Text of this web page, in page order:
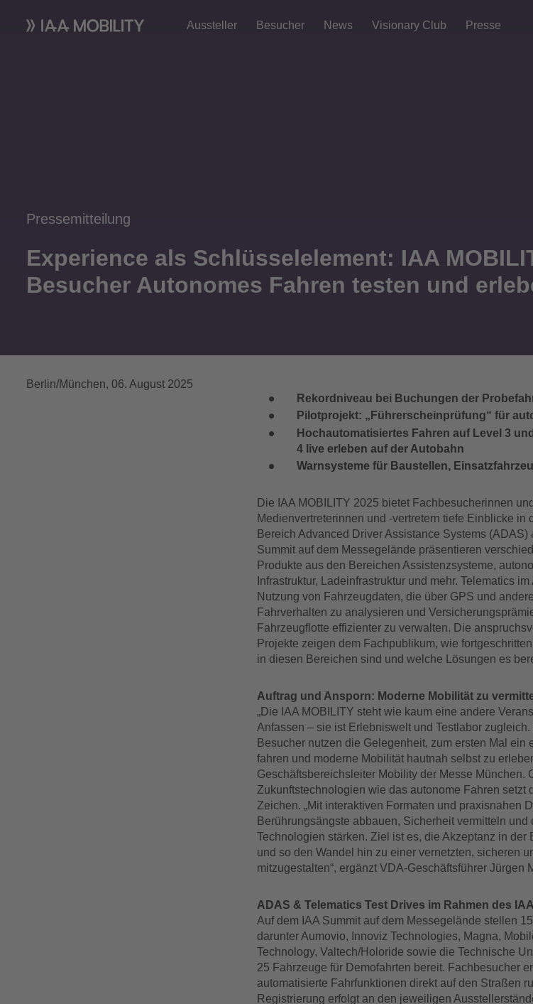
Aussteller Besucher News Visionary Club Presse
Pressemitteilung
Experience als Schlüsselelement: IAA
Besucher Autonomes Fahren testen und
Berlin/München,06. August 2025
Rekordniveau bei Buchungen der
Pilotprojekt: „Führerscheinprüfung“ für
Hochautomatisiertes Fahren auf Level 3
4 live erleben auf der Autobahn
Warnsysteme für Baustellen,
Die IAA MOBILITY 2025 bietet Fachbesucherinnen
Medienvertreterinnen und -vertretern tiefe Einblicke in
Bereich Advanced Driver Assistance Systems (ADAS)
Summit auf dem Messegelände präsentieren
Produkte aus den Bereichen Assistenzsysteme,
Infrastruktur, Ladeinfrastruktur und mehr. Telematics
Nutzung von Fahrzeugdaten, die über GPS und
Fahrverhalten zu analysieren und
Fahrzeugflotte effizienter zu verwalten. Die
Projekte zeigen dem Fachpublikum, wie
in diesen Bereichen sind und welche Lösungen es
Auftrag und Ansporn: Moderne Mobilität zu
„Die IAA MOBILITY steht wie kaum eine andere
Anfassen – sie ist Erlebniswelt und Testlabor
Besucher nutzen die Gelegenheit, zum ersten Mal ein
fahren und moderne Mobilität hautnah selbst zu
Geschäftsbereichsleiter Mobility der Messe München.
Zukunftstechnologien wie das autonome Fahren setzt
Zeichen. „Mit interaktiven Formaten und praxisnahen
Berührungsängste abbauen, Sicherheit vermitteln und
Technologien stärken. Ziel ist es, die Akzeptanz in der
und so den Wandel hin zu einer vernetzten, sicheren
mitzugestalten“, ergänzt VDA-Geschäftsführer Jürgen
ADAS & Telematics Test Drives im Rahmen des
Auf dem IAA Summit auf dem Messegelände stellen
darunter Aumovio, Innoviz Technologies, Magna,
Technology, Valtech/Holoride sowie die Technische
25 Fahrzeuge für Demofahrten bereit. Fachbesucher
automatisierte Fahrfunktionen direkt auf den Straßen
Registrierung erfolgt an den jeweiligen